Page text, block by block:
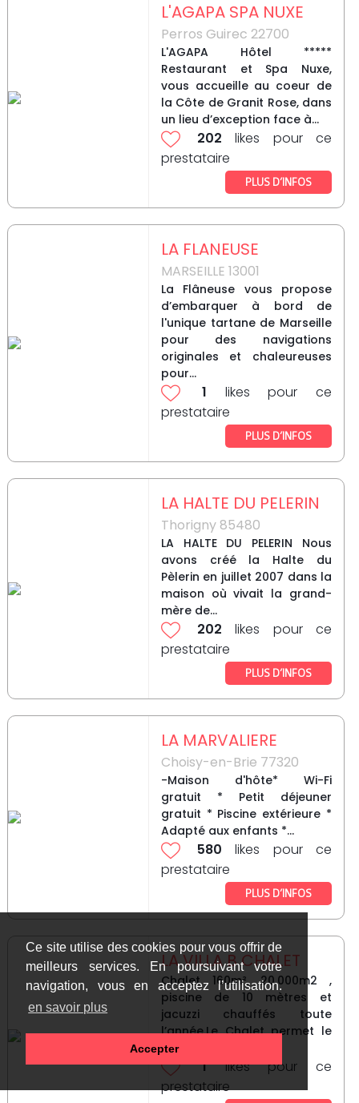
Ce site utilise des cookies pour vous offrir de
meilleurs services. En poursuivant votre
navigation, vous en acceptez l’utilisation.
en savoir plus
Accepter
L'AGAPA SPA NUXE
Perros Guirec 22700
L'AGAPA Hôtel *****
Restaurant et Spa Nuxe,
vous accueille au coeur de
la Côte de Granit Rose, dans
un lieu d’exception face à...
202 likes pour ce
prestataire
PLUS D’INFOS
LA FLANEUSE
MARSEILLE 13001
La Flâneuse vous propose
d’embarquer à bord de
l'unique tartane de Marseille
pour des navigations
originales et chaleureuses
pour...
1 likes pour ce
prestataire
PLUS D’INFOS
LA HALTE DU PELERIN
Thorigny 85480
LA HALTE DU PELERIN Nous
avons créé la Halte du
Pèlerin en juillet 2007 dans la
maison où vivait la grand-
mère de...
202 likes pour ce
prestataire
PLUS D’INFOS
LA MARVALIERE
Choisy-en-Brie 77320
-Maison d'hôte* Wi-Fi
gratuit * Petit déjeuner
gratuit * Piscine extérieure *
Adapté aux enfants *...
580 likes pour ce
prestataire
PLUS D’INFOS
LA VILLA B CHALET
Chalet 160m², 20.000m2 ,
piscine de 10 mètres et
jacuzzi chauffés toute
l’année.Le Chalet permet le
couchage pour 15...
1likes pour ce
prestataire